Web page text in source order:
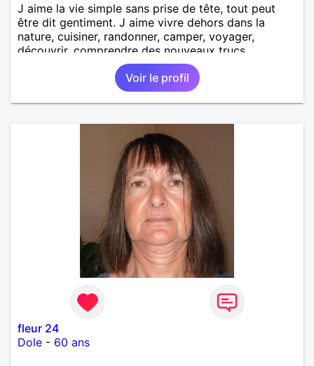
J aime la vie simple sans prise de tête, tout peut
être dit gentiment. J aime vivre dehors dans la
nature, cuisiner, randonner, camper, voyager,
découvrir, comprendre des nouveaux trucs
techniques et sur la vie des êtres vivants. J aime
danser, faire la fête. Je ne bois pratiquement pas d
alcool, je fume rarement, je ris souvent. Je cherche
un vrai amoureux pour continuer à profiter de la vie
en ai marre je veux partagé et rigoler
Voir le profil
fleur 24
Dole - 60 ans